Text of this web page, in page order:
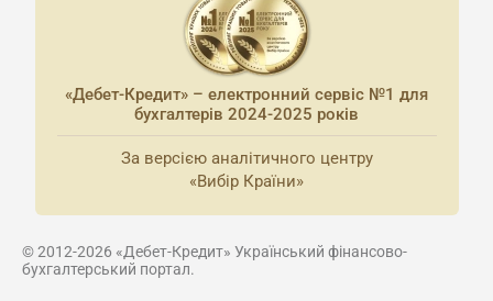
«Дебет-Кредит» – електронний сервіс №1 для
бухгалтерів 2024-2025 років
За версією аналітичного центру
«Вибір Країни»
© 2012-2026 «Дебет-Кредит» Український фінансово-
бухгалтерський портал.